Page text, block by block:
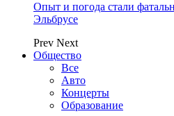
Опыт и погода стали
Эльбрусе
Prev Next
Общество
Все
Авто
Концерты
Образование